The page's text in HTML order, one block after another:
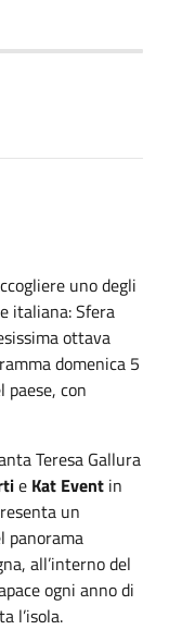
uno degli
italiana: Sfera
ottava
domenica 5
con
Teresa Gallura
e Kat Event in
un
panorama
all’interno del
ogni anno di
l’isola.